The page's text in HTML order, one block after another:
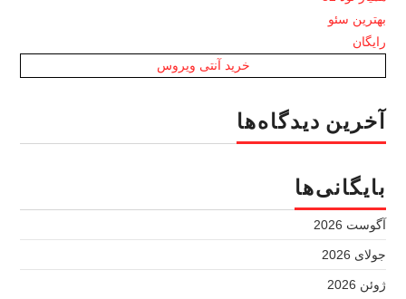
بهترین سئو
رایگان
خرید آنتی ویروس
آخرین دیدگاه‌ها
بایگانی‌ها
آگوست 2026
جولای 2026
ژوئن 2026